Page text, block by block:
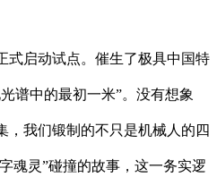
启动试点。催生了极具中国特
谱中的最初一米”。没有想象
，我们锻制的不只是机械人的四
魂灵”碰撞的故事，这一务实逻